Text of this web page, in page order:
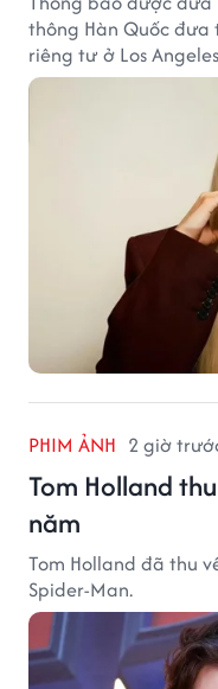
thông Hàn Quốc
riêng tư ở Los
PHIM ẢNH 2 giờ
Tom Holland
năm
Tom Holland đã thu
Spider-Man.